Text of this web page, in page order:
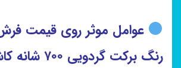
رنگ برکت گردویی ۷۰۰ شانه کاشان: